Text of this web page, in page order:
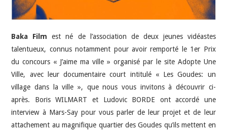
INTERVIEWS
Baka Film est né de l’association de deux jeunes vidéastes
talentueux, connus notamment pour avoir remporté le 1er Prix
du concours « J’aime ma ville » organisé par le site Adopte Une
Ville, avec leur documentaire court intitulé « Les Goudes: un
village dans la ville », que nous vous invitons à découvrir ci-
après. Boris WILMART et Ludovic BORDE ont accordé une
interview à Mars-Say pour vous parler de leur projet et de leur
attachement au magnifique quartier des Goudes qu’ils mettent en